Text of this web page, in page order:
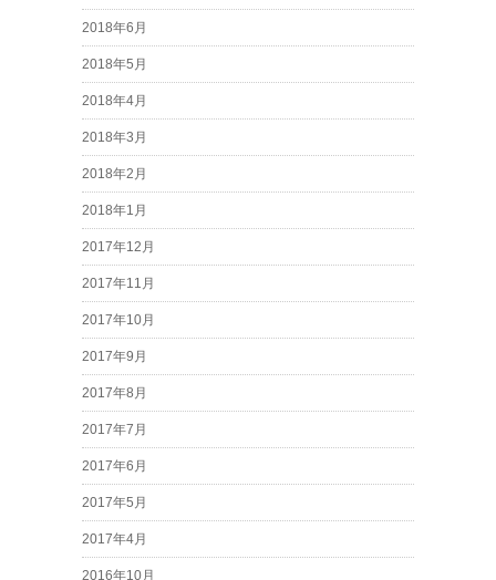
2018年6月
2018年5月
2018年4月
2018年3月
2018年2月
2018年1月
2017年12月
2017年11月
2017年10月
2017年9月
2017年8月
2017年7月
2017年6月
2017年5月
2017年4月
2016年10月